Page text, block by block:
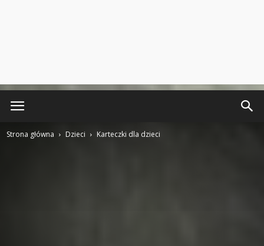
Strona główna Dzieci Karteczki dla dzieci